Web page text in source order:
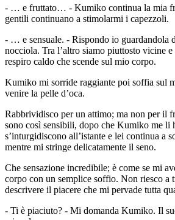
- … e fruttato… - Kumiko continua la mia
gentili continuano a stimolarmi i capezzoli.
- … e sensuale. - Rispondo io guardandola
nocciola. Tra l’altro siamo piuttosto vicine
respiro caldo che scende sul mio corpo.
Kumiko mi sorride raggiante poi soffia sul
venire la pelle d’oca.
Rabbrividisco per un attimo; ma non per il
sono così sensibili, dopo che Kumiko me li
s’inturgidiscono all’istante e lei continua a
mentre mi stringe delicatamente il seno.
Che sensazione incredibile; è come se mi
corpo con un semplice soffio. Non riesco a
descrivere il piacere che mi pervade tutta
- Ti è piaciuto? - Mi domanda Kumiko. Il